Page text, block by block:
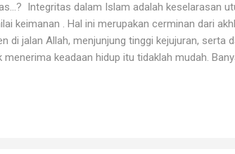
Integritas dalam Islam adalah keselarasan
keimanan . Hal ini merupakan cerminan dari
di jalan Allah, menjunjung tinggi kejujuran, serta
keadaan hidup itu tidaklah mudah.
telah dipertahankan sekian lama, dan banyak
landasan penting dalam menjalankan